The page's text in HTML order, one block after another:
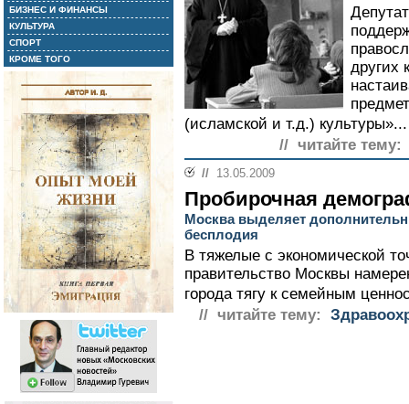
БИЗНЕС И ФИНАНСЫ
КУЛЬТУРА
СПОРТ
КРОМЕ ТОГО
других
(исламской и т.д.)
// читайте тему:
// 13.05.2009
Пробирочная
Москва выделяет
бесплодия
В тяжелые с экономической
правительство Москвы
города тягу к семейным
// читайте тему: